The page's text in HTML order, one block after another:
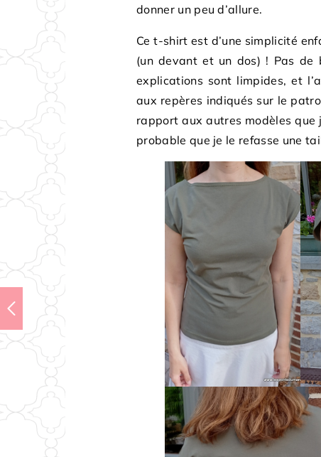
donner un peu d’allure.
Ce t-shirt est d’une simplicité
(un devant et un dos) ! Pas de
explications sont limpides, et
aux repères indiqués sur le
rapport aux autres modèles que
probable que je le refasse une